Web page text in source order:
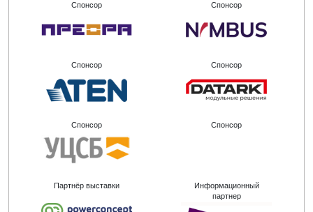
Спонсор Спонсор
Спонсор Спонсор
Спонсор Спонсор
Партнёр выставки
Информационный
партнер